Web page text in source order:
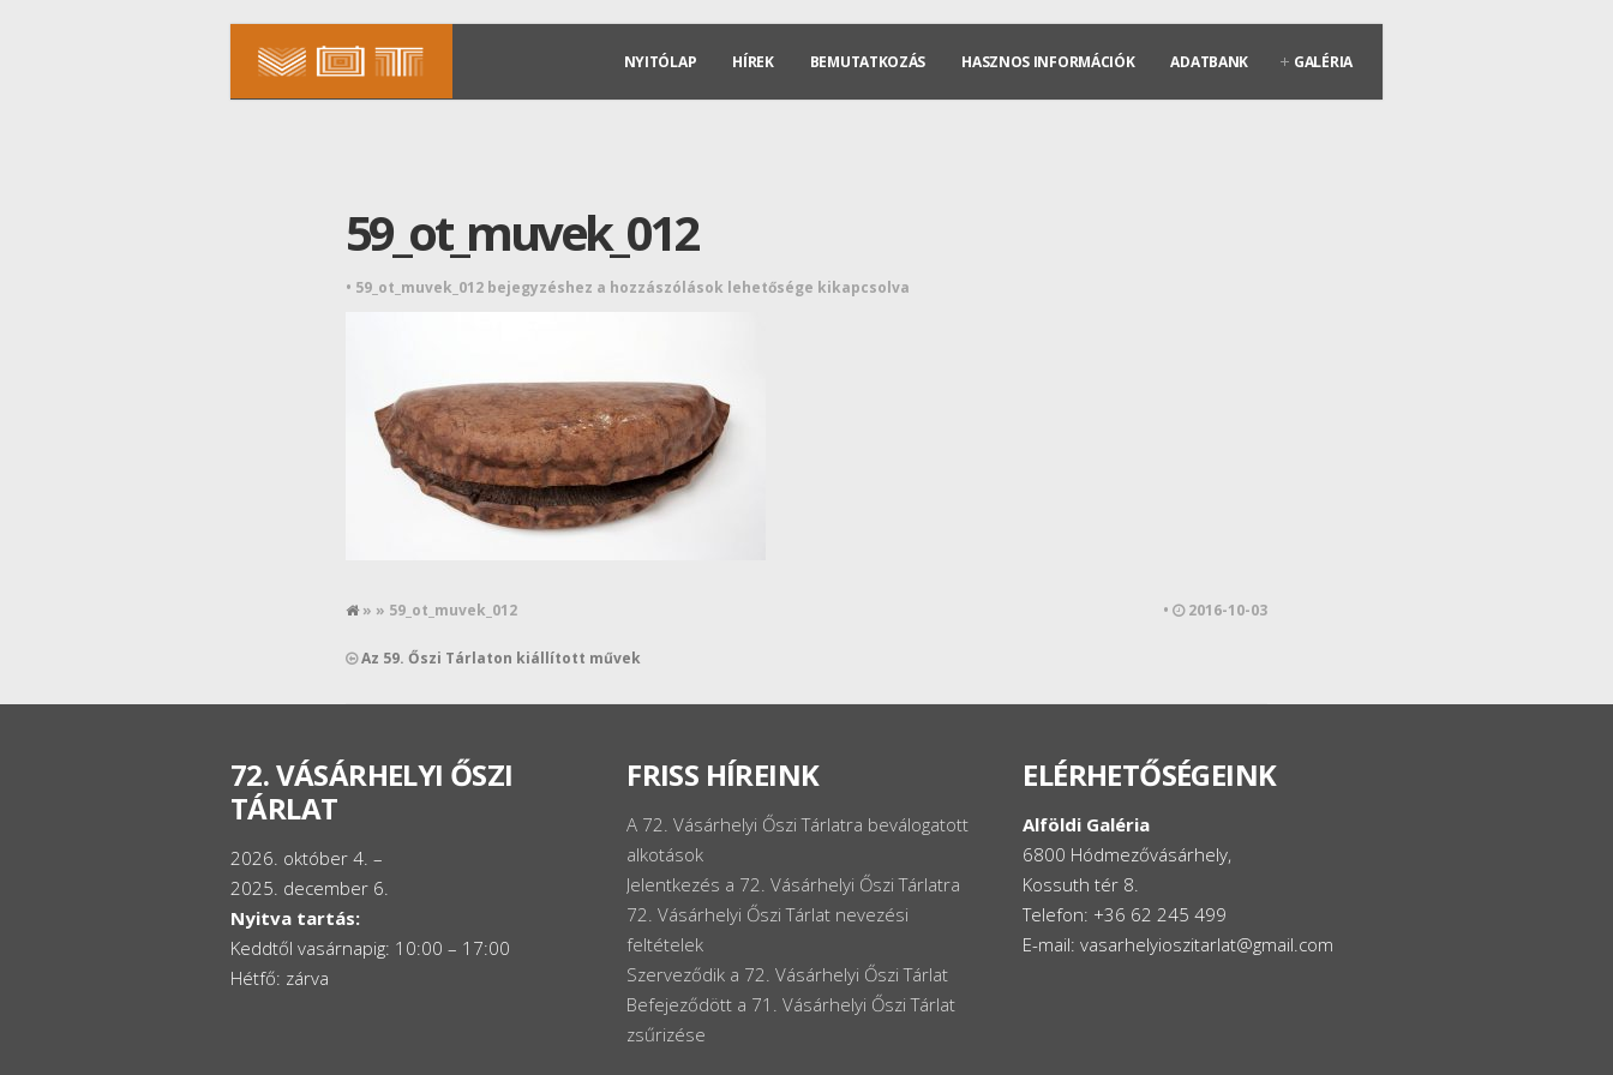
NYITÓLAP HÍREK BEMUTATKOZÁS HASZNOS INFORMÁCIÓK ADATBANK GALÉRIA
59_ot_muvek_012
• 59_ot_muvek_012 bejegyzéshez a hozzászólások lehetősége kikapcsolva
» » 59_ot_muvek_012 • 2016-10-03
Az 59. Őszi Tárlaton kiállított művek
72. VÁSÁRHELYI ŐSZI
TÁRLAT
2026. október 4. –
2025. december 6.
Nyitva tartás:
Keddtől vasárnapig: 10:00 – 17:00
Hétfő: zárva
FRISS HÍREINK
A 72. Vásárhelyi Őszi Tárlatra beválogatott
alkotások
Jelentkezés a 72. Vásárhelyi Őszi Tárlatra
72. Vásárhelyi Őszi Tárlat nevezési
feltételek
Szerveződik a 72. Vásárhelyi Őszi Tárlat
Befejeződött a 71. Vásárhelyi Őszi Tárlat
zsűrizése
ELÉRHETŐSÉGEINK
Alföldi Galéria
6800 Hódmezővásárhely,
Kossuth tér 8.
Telefon: +36 62 245 499
E-mail: vasarhelyioszitarlat@gmail.com